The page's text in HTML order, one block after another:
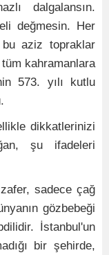
dalgalansın.
değmesin. Her
bu aziz topraklar
kahramanlara
573. yılı kutlu
dikkatlerinizi
şu ifadeleri
sadece çağ
gözbebeği
İstanbul'un
bir şehirde,